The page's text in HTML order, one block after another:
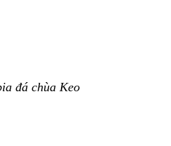
đá chùa Keo